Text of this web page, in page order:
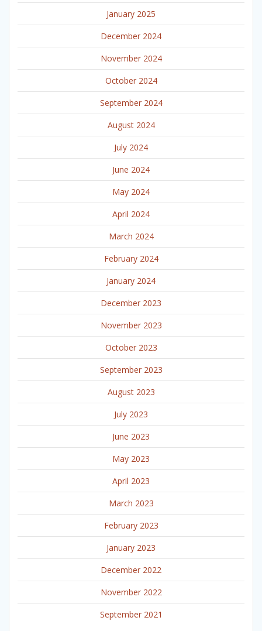
January 2025
December 2024
November 2024
October 2024
September 2024
August 2024
July 2024
June 2024
May 2024
April 2024
March 2024
February 2024
January 2024
December 2023
November 2023
October 2023
September 2023
August 2023
July 2023
June 2023
May 2023
April 2023
March 2023
February 2023
January 2023
December 2022
November 2022
September 2021